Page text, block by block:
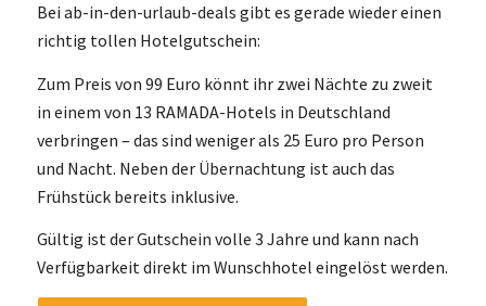
Bei ab-in-den-urlaub-deals gibt es gerade wieder einen
richtig tollen Hotelgutschein:
Zum Preis von 99 Euro könnt ihr zwei Nächte zu zweit
in einem von 13 RAMADA-Hotels in Deutschland
verbringen – das sind weniger als 25 Euro pro Person
und Nacht. Neben der Übernachtung ist auch das
Frühstück bereits inklusive.
Gültig ist der Gutschein volle 3 Jahre und kann nach
Verfügbarkeit direkt im Wunschhotel eingelöst werden.